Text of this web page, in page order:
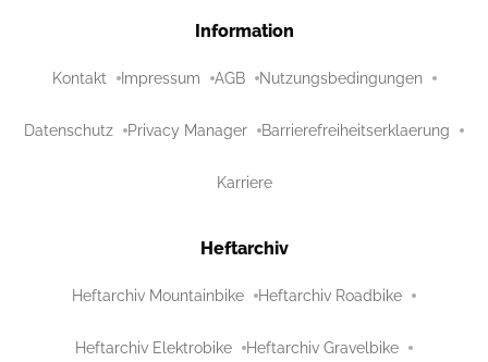
Information
Kontakt Impressum AGB Nutzungsbedingungen
Datenschutz Privacy Manager Barrierefreiheitserklaerung
Karriere
Heftarchiv
Heftarchiv Mountainbike Heftarchiv Roadbike
Heftarchiv Elektrobike Heftarchiv Gravelbike